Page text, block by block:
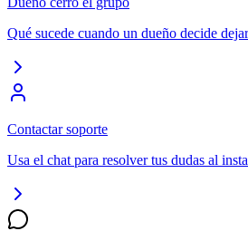
Qué sucede cuando un dueño decide
Contactar soporte
Usa el chat para resolver tus dudas al